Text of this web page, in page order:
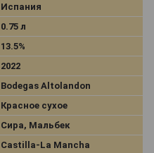
Испания
0.75 л
13.5%
2022
Bodegas Altolandon
Красное сухое
Сира, Мальбек
Castilla-La Mancha